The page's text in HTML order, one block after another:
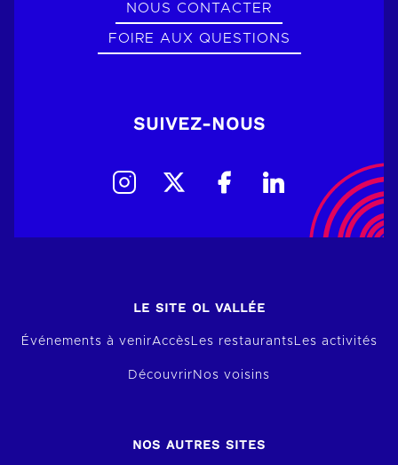
NOUS CONTACTER
FOIRE AUX QUESTIONS
SUIVEZ-NOUS
LE SITE OL VALLÉE
Événements à venirAccèsLes restaurantsLes activités
Découvrir Nos voisins
NOS AUTRES SITES